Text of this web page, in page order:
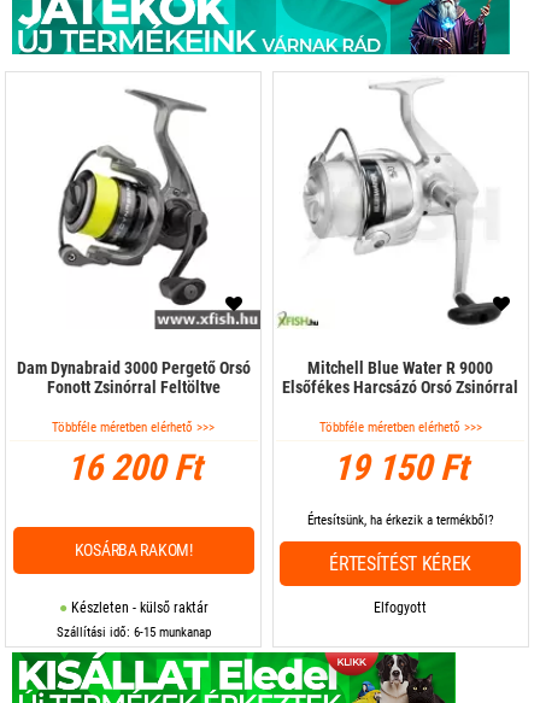
Dam Dynabraid 3000 Pergető Orsó
Fonott Zsinórral Feltöltve
Többféle méretben elérhető >>>
16 200 Ft
Készleten - külső raktár
Szállítási idő: 6-15 munkanap
KOSÁRBA RAKOM!
Mitchell Blue Water R 9000
Elsőfékes Harcsázó Orsó Zsinórral
Többféle méretben elérhető >>>
19 150 Ft
Elfogyott
Értesítsünk, ha érkezik a termékből?
ÉRTESÍTÉST KÉREK